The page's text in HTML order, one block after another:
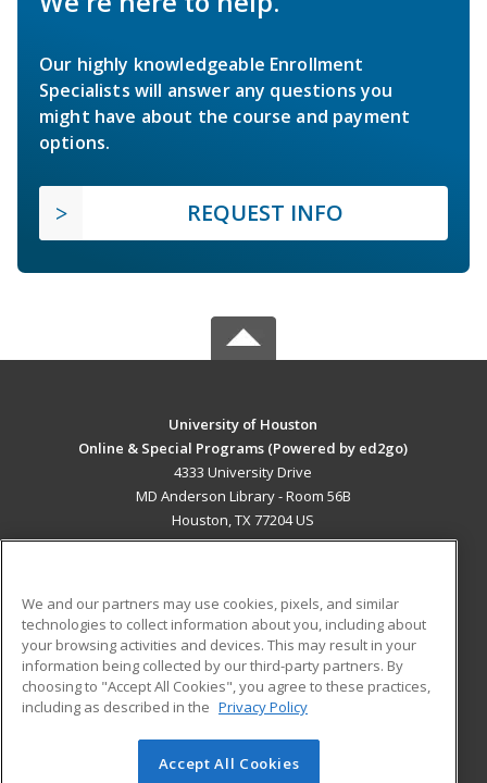
Our highly knowledgeable Enrollment
Specialists will answer any questions you
might have about the course and payment
options.
REQUEST INFO
University of Houston
Online & Special Programs (Powered by ed2go)
4333 University Drive
MD Anderson Library - Room 56B
Houston, TX 77204 US
ADDITIONAL RESOURCES
Military
Financial Assistance
Help
Student Blog
© 2026 ed2go, a division of Cengage Learning. All rights
We and our partners may use cookies, pixels, and similar
technologies to collect information about you, including about
your browsing activities and devices. This may result in your
information being collected by our third-party partners. By
choosing to "Accept All Cookies", you agree to these practices,
including as described in the Privacy Policy
Accept All Cookies